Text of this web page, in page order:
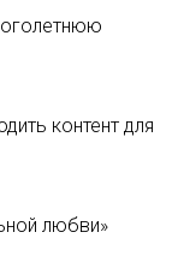
контент для
любви»